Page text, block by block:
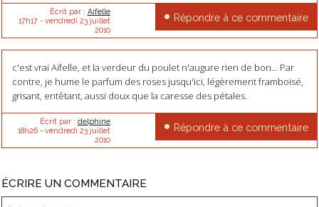
Écrit par : Aifelle
17h17- vendredi 23 juillet
2010
Répondre à ce commentaire
c'est vrai Aifelle, et la verdeur du poulet n'augure rien de bon... Par
contre, je hume le parfum des roses jusqu'ici, légèrement framboisé,
grisant, entêtant, aussi doux que la caresse des pétales.
Écrit par : delphine
18h26- vendredi 23 juillet
2010
Répondre à ce commentaire
ÉCRIRE UN COMMENTAIRE